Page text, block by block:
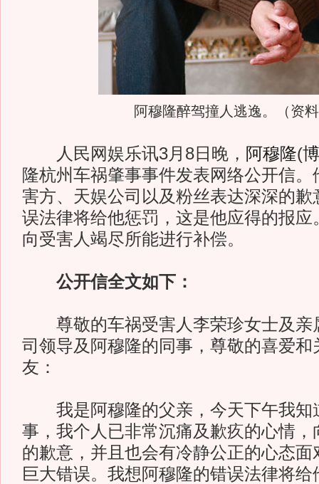
阿穆隆醉驾撞人逃逸。（资
人民网娱乐讯3月8日晚， 阿穆隆(
隆杭州车祸肇事事件发表网络公开信
害方、天娱公司以及粉丝表达深深的歉
误法律将给他惩罚，这是他应得的报应
向受害人竭尽所能进行补偿。
公开信全文如下：
尊敬的车祸受害人李荣珍女士及亲
司领导及阿穆隆的同事，尊敬的喜爱和
友：
我是阿穆隆的父亲，今天下午我知
事，我个人已非常沉痛及歉疚的心情，
的歉意，并且也会有冷静公正的心态面
巨大错误。我想阿穆隆的错误法律将